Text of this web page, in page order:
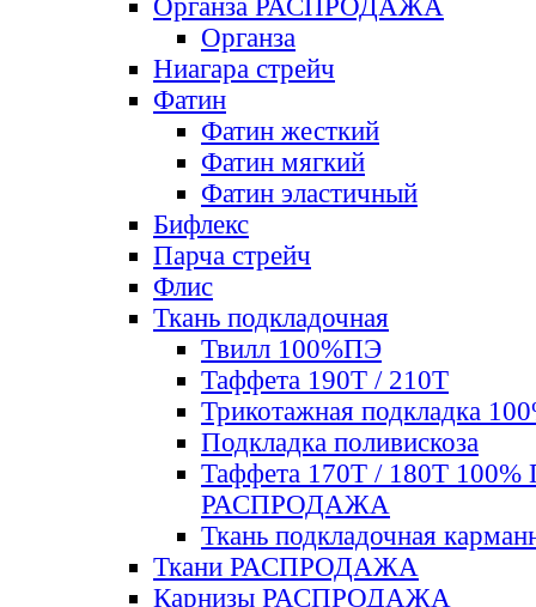
Органза РАСПРОДАЖА
Органза
Ниагара стрейч
Фатин
Фатин жесткий
Фатин мягкий
Фатин элаcтичный
Бифлекс
Парча стрейч
Флис
Ткань подкладочная
Твилл 100%ПЭ
Таффета 190Т / 210Т
Трикотажная подкладка
Подкладка поливискоза
Таффета 170Т / 180Т 100%
РАСПРОДАЖА
Ткань подкладочная
Ткани РАСПРОДАЖА
Карнизы РАСПРОДАЖА